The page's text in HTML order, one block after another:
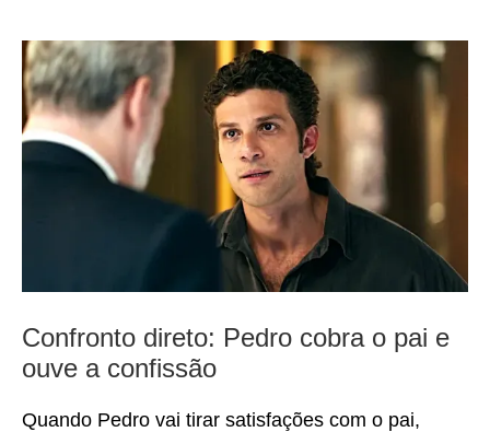
Confronto direto: Pedro cobra o pai e
ouve a confissão
Quando Pedro vai tirar satisfações com o pai,